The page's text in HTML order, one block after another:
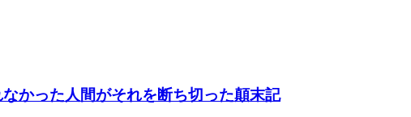
かった人間がそれを断ち切った顛末記